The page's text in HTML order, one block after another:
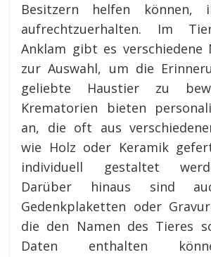
Besitzern helfen können,
aufrechtzuerhalten. Im
Anklam gibt es verschiedene
zur Auswahl, um die
geliebte Haustier zu
Krematorien bieten
an, die oft aus
wie Holz oder Keramik
individuell gestaltet
Darüber hinaus sind
Gedenkplaketten oder
die den Namen des Tieres
Daten enthalten